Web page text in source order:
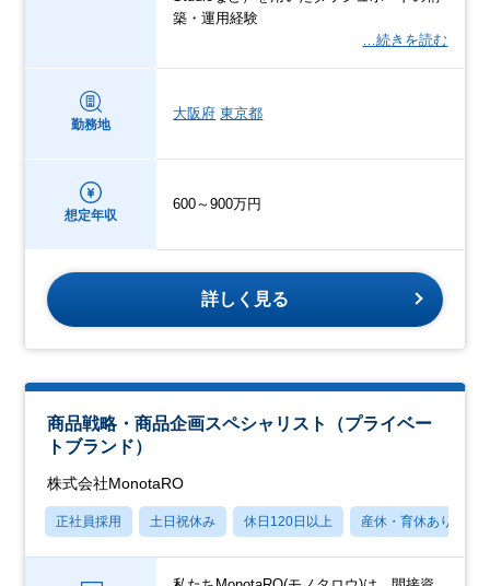
築・運用経験
…続きを読む
勤務地
大阪府 東京都
想定年収
600～900万円
詳しく見る
商品戦略・商品企画スペシャリスト（プライベー
トブランド）
株式会社MonotaRO
正社員採用 土日祝休み 休日120日以上 産休・育休あり